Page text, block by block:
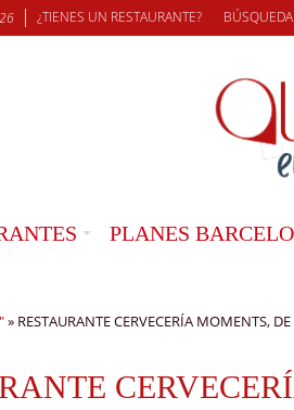
¿TIENES UN RESTAURANTE?
PLANES
» RESTAURANTE CERVECERÍA MOMENTS,